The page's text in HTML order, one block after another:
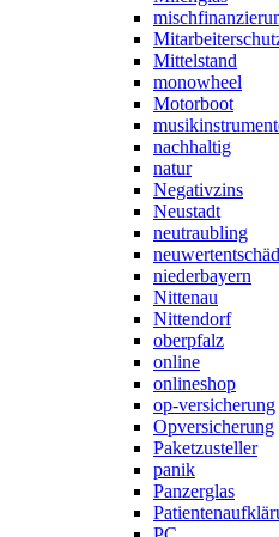
Mittelstand
monowheel
Motorboot
nachhaltig
natur
Negativzins
Neustadt
neutraubling
niederbayern
Nittenau
Nittendorf
oberpfalz
online
onlineshop
op-versicherung
Opversicherung
Paketzusteller
panik
Panzerglas